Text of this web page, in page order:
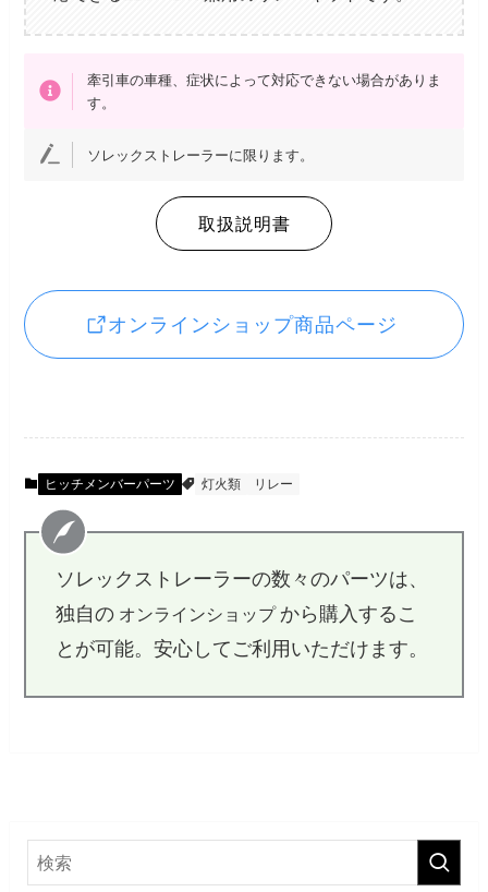
牽引車の車種、症状によって対応できない場合がありま
す。
ソレックストレーラーに限ります。
取扱説明書
オンラインショップ商品ページ
ヒッチメンバーパーツ 灯火類 リレー
ソレックストレーラーの数々のパーツは、
独自の オンラインショップ から購入するこ
とが可能。安心してご利用いただけます。